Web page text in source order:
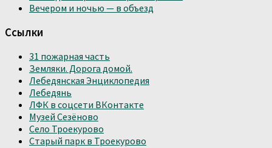
Вечером и ночью — в объезд
Ссылки
31 пожарная часть
Земляки. Дорога домой.
Лебедянская Энциклопедия
Лебедянь
ЛФК в соцсети ВКонтакте
Музей Сезёново
Село Троекурово
Старый парк в Троекурово